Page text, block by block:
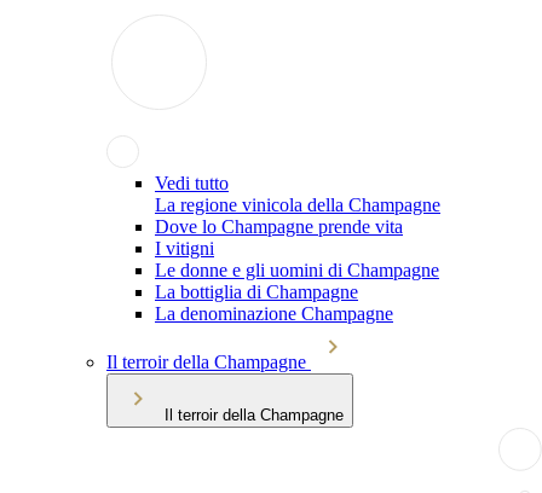
Vedi tutto
La regione vinicola della Champagne
Dove lo Champagne prende vita
I vitigni
Le donne e gli uomini di Champagne
La bottiglia di Champagne
La denominazione Champagne
Il terroir della Champagne
Il terroir della Champagne